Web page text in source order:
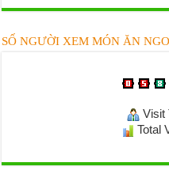
SỐ NGƯỜI XEM MÓN ĂN
Visit
Total